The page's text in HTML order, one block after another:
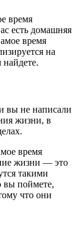
время
есть домашняя
время
на
вы не написали
жизни, в
время
жизни — это
такими
вы поймете,
что они